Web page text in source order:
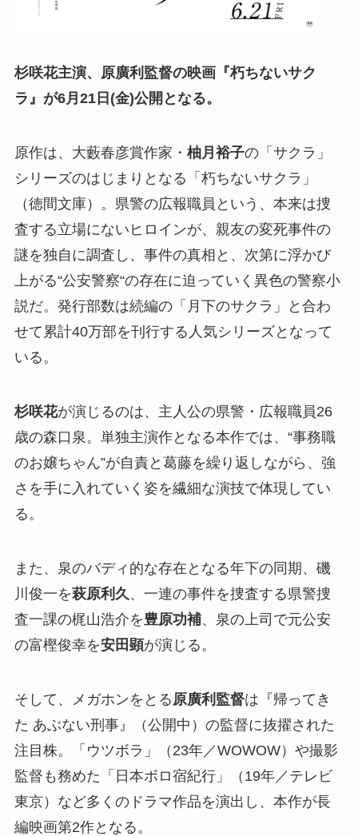
杉咲花主演、原廣利監督の映画『朽ちないサク
ラ』が6月21日(金)公開となる。
原作は、大藪春彦賞作家・ 柚月裕子の「サクラ」
シリーズのはじまりとなる「朽ちないサクラ」
（徳間文庫）。県警の広報職員という、本来は捜
査する立場にないヒロインが、親友の変死事件の
謎を独自に調査し、事件の真相と、次第に浮かび
上がる“公安警察“の存在に迫っていく異色の警察小
説だ。発行部数は続編の「月下のサクラ」と合わ
せて累計40万部を刊行する人気シリーズとなって
いる。
杉咲花が演じるのは、主人公の県警・広報職員26
歳の森口泉。単独主演作となる本作では、“事務職
のお嬢ちゃん”が自責と葛藤を繰り返しながら、強
さを手に入れていく姿を繊細な演技で体現してい
る。
また、泉のバディ的な存在となる年下の同期、磯
川俊一を萩原利久 、一連の事件を捜査する県警捜
査一課の梶山浩介を豊原功補、泉の上司で元公安
の富樫俊幸を安田顕が演じる。
そして、メガホンをとる 原廣利監督は『帰ってき
た あぶない刑事』（公開中）の監督に抜擢された
注目株。「ウツボラ」（23年／WOWOW）や撮影
監督も務めた「日本ボロ宿紀行」（19年／テレビ
東京）など多くのドラマ作品を演出し、本作が長
編映画第2作となる。